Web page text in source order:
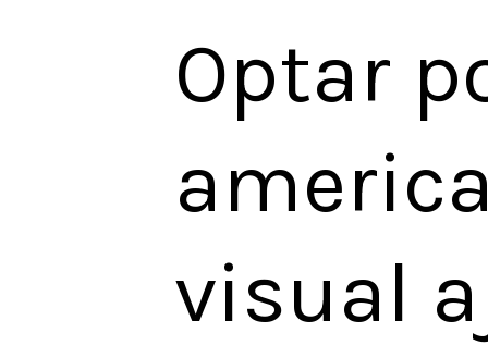
Optar
visual